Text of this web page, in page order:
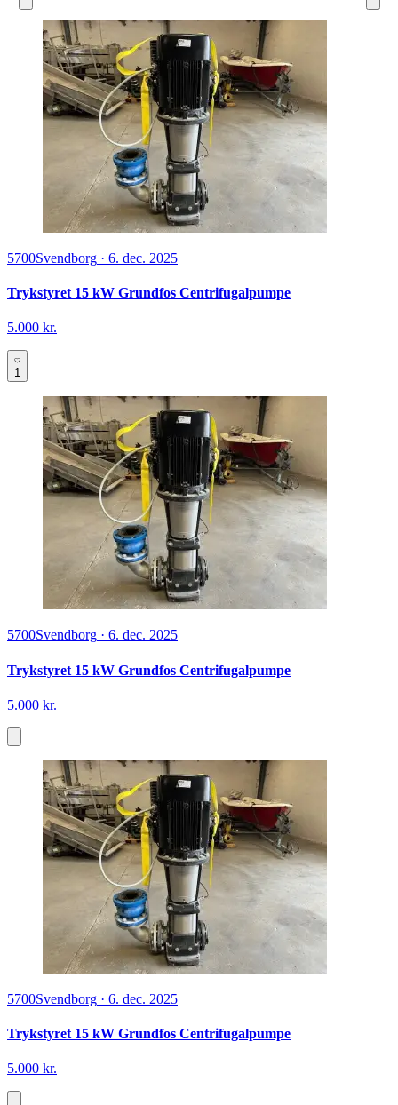
5700Svendborg · 6. dec. 2025
Trykstyret 15 kW Grundfos Centrifugalpumpe
5.000 kr.
1
5700Svendborg · 6. dec. 2025
Trykstyret 15 kW Grundfos Centrifugalpumpe
5.000 kr.
5700Svendborg · 6. dec. 2025
Trykstyret 15 kW Grundfos Centrifugalpumpe
5.000 kr.